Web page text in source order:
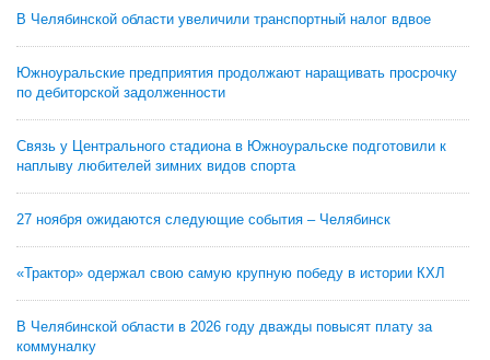
В Челябинской области увеличили транспортный налог вдвое
Южноуральские предприятия продолжают наращивать просрочку
по дебиторской задолженности
Связь у Центрального стадиона в Южноуральске подготовили к
наплыву любителей зимних видов спорта
27 ноября ожидаются следующие события – Челябинск
«Трактор» одержал свою самую крупную победу в истории КХЛ
В Челябинской области в 2026 году дважды повысят плату за
коммуналку